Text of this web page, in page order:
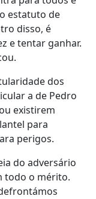
estatuto de
disso, é
e tentar ganhar.
dos
a de Pedro
existirem
para
perigos.
do adversário
todo o mérito.